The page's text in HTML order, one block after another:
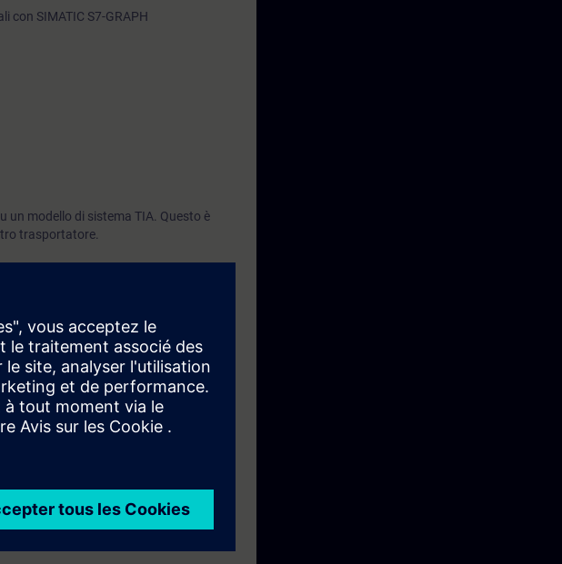
con SIMATIC S7-GRAPH
un modello di sistema TIA. Questo è
trasportatore.
SIMATIC S7-GRAPH
software SIMATIC STEP 7 V5.x; per il